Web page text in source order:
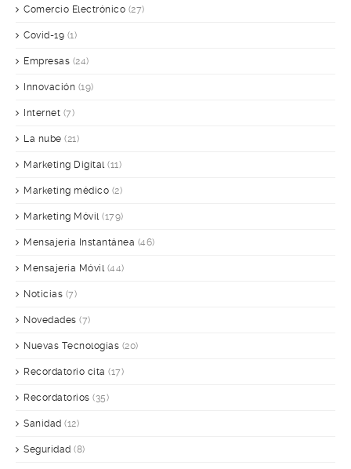
Comercio Electrónico (27)
Covid-19 (1)
Empresas (24)
Innovación (19)
Internet (7)
La nube (21)
Marketing Digital(11)
Marketing médico (2)
Marketing Móvil(179)
Mensajería Instantánea (46)
Mensajería Móvil(44)
Noticias (7)
Novedades (7)
Nuevas Tecnologías (20)
Recordatorio cita (17)
Recordatorios (35)
Sanidad (12)
Seguridad (8)